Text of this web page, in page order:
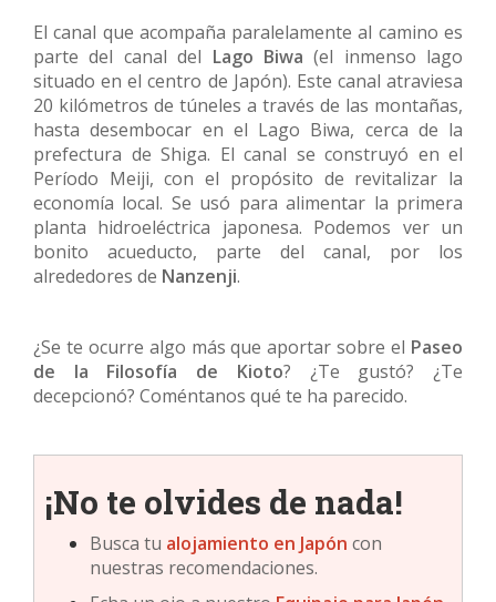
El canal que acompaña paralelamente al camino es
parte del canal del Lago Biwa (el inmenso lago
situado en el centro de Japón). Este canal atraviesa
20 kilómetros de túneles a través de las montañas,
hasta desembocar en el Lago Biwa, cerca de la
prefectura de Shiga. El canal se construyó en el
Período Meiji, con el propósito de revitalizar la
economía local. Se usó para alimentar la primera
planta hidroeléctrica japonesa. Podemos ver un
bonito acueducto, parte del canal, por los
alrededores de Nanzenji.
¿Se te ocurre algo más que aportar sobre el Paseo
de la Filosofía de Kioto? ¿Te gustó? ¿Te
decepcionó? Coméntanos qué te ha parecido.
¡No te olvides de nada!
Busca tu alojamiento en Japón con
nuestras recomendaciones.